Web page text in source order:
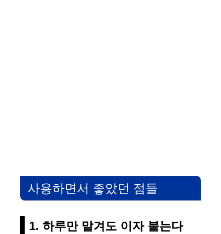
사용하면서 좋았던 점들
1. 하루만 맡겨도 이자 붙는다